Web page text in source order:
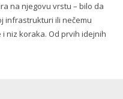
na njegovu vrstu – bilo da
infrastrukturi ili nečemu
niz koraka. Od prvih idejnih